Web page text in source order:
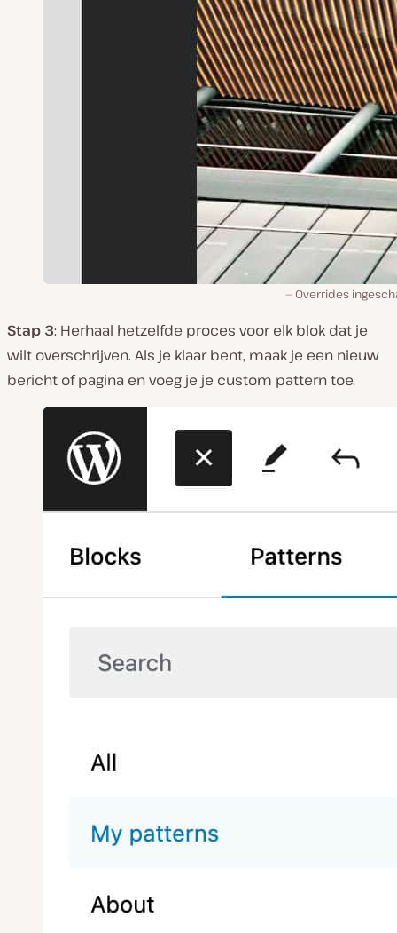
Overrides
Stap 3: Herhaal hetzelfde proces voor elk blok dat je
wilt overschrijven. Als je klaar bent, maak je een nieuw
bericht of pagina en voeg je je custom pattern toe.